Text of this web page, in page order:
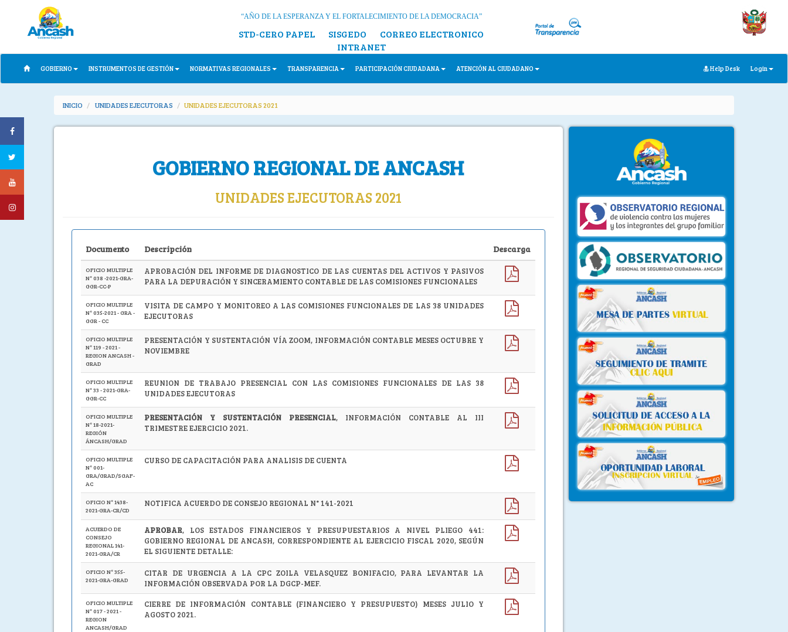
“AÑO DE LA ESPERANZA Y EL FORTALECIMIENTO DE LA DEMOCRACIA”
STD-CERO PAPEL SISGEDO
CORREO ELECTRONICO
INTRANET
GOBIERNO INSTRUMENTOS DE GESTIÓN NORMATIVAS REGIONALES TRANSPARENCIA PARTICIPACIÓN CIUDADANA ATENCIÓN AL CIUDADANO Help Desk Login
INICIO UNIDADES EJECUTORAS UNIDADES EJECUTORAS 2021
GOBIERNO REGIONAL DE ANCASH
UNIDADES EJECUTORAS 2021
Documento Descripción Descarga
OFICIO MULTIPLE
N° 038 -2021-GRA-
GGR-CC-P
APROBACIÓN DEL INFORME DE DIAGNOSTICO DE LAS CUENTAS DEL ACTIVOS Y PASIVOS
PARA LA DEPURACIÓN Y SINCERAMIENTO CONTABLE DE LAS COMISIONES FUNCIONALES
OFICIO MULTIPLE
N° 035-2021 - GRA -
GGR - CC
VISITA DE CAMPO Y MONITOREO A LAS COMISIONES FUNCIONALES DE LAS 38 UNIDADES
EJECUTORAS
OFICIO MULTIPLE
N° 119 - 2021 -
REGION ANCASH -
GRAD
PRESENTACIÓN Y SUSTENTACIÓN VÍA ZOOM, INFORMACIÓN CONTABLE MESES OCTUBRE Y
NOVIEMBRE
OFICIO MULTIPLE
N° 33 - 2021-GRA-
GGR-CC
REUNION DE TRABAJO PRESENCIAL CON LAS COMISIONES FUNCIONALES DE LAS 38
UNIDADES EJECUTORAS
OFICIO MULTIPLE
N° 18-2021-
REGIÓN
ÁNCASH/GRAD
PRESENTACIÓN Y SUSTENTACIÓN PRESENCIAL, INFORMACIÓN CONTABLE AL III
TRIMESTRE EJERCICIO 2021.
OFICIO MULTIPLE
N° 001-
GRA/GRAD/SGAF-
AC
CURSO DE CAPACITACIÓN PARA ANALISIS DE CUENTA
OFICIO N° 1438-
2021-GRA-CR/CD
NOTIFICA ACUERDO DE CONSEJO REGIONAL N° 141-2021
ACUERDO DE
CONSEJO
REGIONAL 141-
2021-GRA/CR
APROBAR, LOS ESTADOS FINANCIEROS Y PRESUPUESTARIOS A NIVEL PLIEGO 441:
GOBIERNO REGIONAL DE ANCASH, CORRESPONDIENTE AL EJERCICIO FISCAL 2020, SEGÚN
EL SIGUIENTE DETALLE:
OFICIO N° 355-
2021-GRA-GRAD
CITAR DE URGENCIA A LA CPC ZOILA VELASQUEZ BONIFACIO, PARA LEVANTAR LA
INFORMACIÓN OBSERVADA POR LA DGCP-MEF.
OFICIO MULTIPLE
N° 017 - 2021 -
REGION
ANCASH/GRAD
CIERRE DE INFORMACIÓN CONTABLE (FINANCIERO Y PRESUPUESTO) MESES JULIO Y
AGOSTO 2021.